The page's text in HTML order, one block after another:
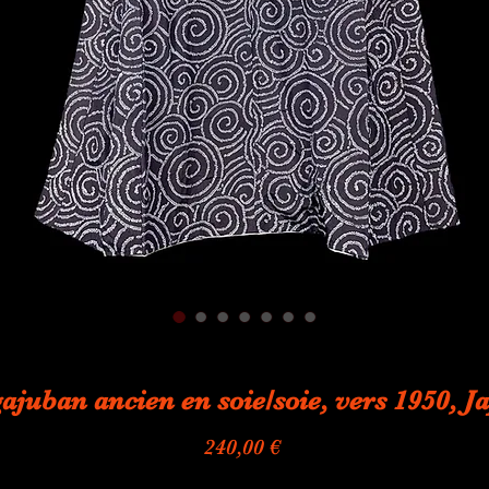
ancien en soie/soie, vers 1950,
240,00 €Prix